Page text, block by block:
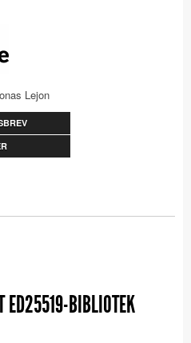
Lejon
ED25519-BIBLIOTEK